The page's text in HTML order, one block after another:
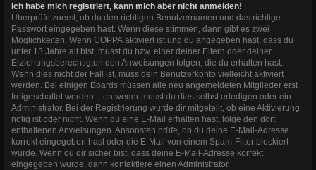
Ich habe mich registriert, kann mich aber nicht anmelden!
Überprüfe zuerst, ob du den richtigen Benutzernamen und das richtige
Passwort eingegeben hast. Wenn diese stimmen, dann gibt es zwei
Möglichkeiten. Wenn COPPA aktiviert ist und du angegeben hast, dass du
unter 13 Jahre alt bist, musst du bzw. einer deiner Eltern oder deiner
Erziehungsberechtigten den Anweisungen folgen, die du erhalten hast.
Wenn dies nicht der Fall ist, muss dein Benutzerkonto vielleicht aktiviert
werden. Bei einigen Boards müssen alle neu angemeldeten Mitglieder erst
freigeschaltet werden – entweder musst du dies selbst erledigen oder ein
Administrator. Bei der Registrierung wurde dir mitgeteilt, ob eine Aktivierung
nötig ist oder nicht. Wenn du eine E-Mail erhalten hast, folge den dort
enthaltenen Anweisungen. Ansonsten prüfe, ob du deine E-Mail-Adresse
korrekt eingegeben hast oder die E-Mail von einem Spam-Filter blockiert
wurde. Wenn du dir sicher bist, dass deine E-Mail-Adresse korrekt
eingegeben wurde, dann kontaktiere einen Administrator.